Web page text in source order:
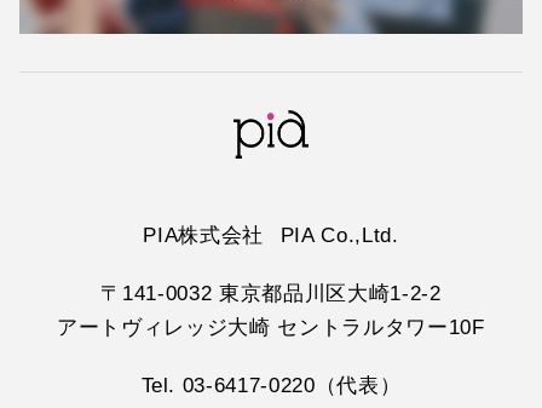
PIA株式会社 PIA Co.,Ltd.
〒141-0032 東京都品川区大崎1-2-2
アートヴィレッジ大崎 セントラルタワー10F
Tel. 03-6417-0220（代表）